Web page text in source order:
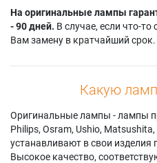
На оригинальные лампы
- 90 дней. В случае, если что-
Вам замену в кратчайший срок.
Какую
Оригинальные лампы - лампы
Philips, Osram, Ushio,
устанавливают в свои изделия
Высокое качество,